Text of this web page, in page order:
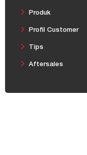
Produk
Profil Customer
Tips
Aftersales